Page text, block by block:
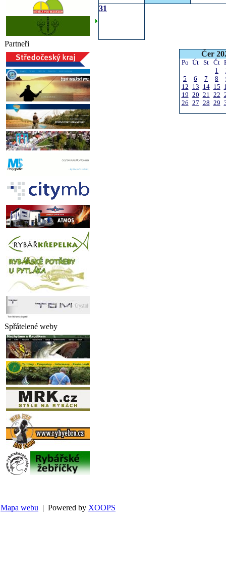
Partneři
Spřátelené weby
31
Čer
Po Út St Čt
1
5
6 7 8
12 13 14 15
19 20 21 22
26 27 28 29
Mapa webu | Powered by XOOPS